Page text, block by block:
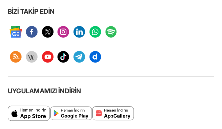
BİZİ TAKİP EDİN
UYGULAMAMIZI İNDİRİN